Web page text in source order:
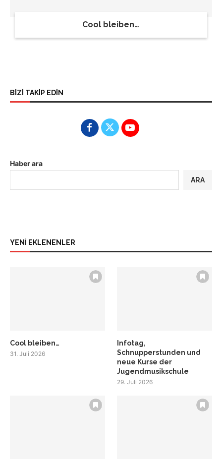
Cool bleiben…
BİZİ TAKİP EDİN
Haber ara
ARA
YENİ EKLENENLER
Cool bleiben…
31. Juli 2026
Infotag,
Schnupperstunden und
neue Kurse der
Jugendmusikschule
29. Juli 2026